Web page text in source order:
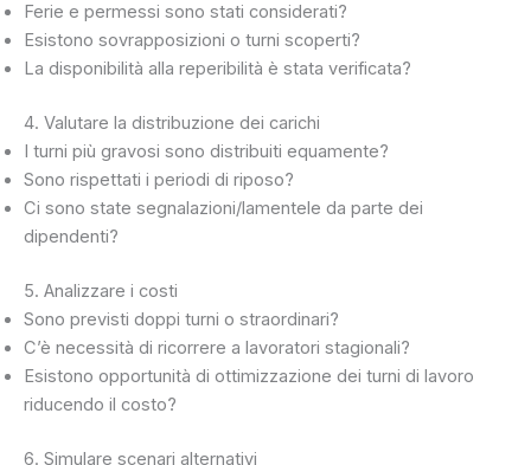
Ferie e permessi sono stati considerati?
Esistono sovrapposizioni o turni scoperti?
La disponibilità alla reperibilità è stata verificata?
4. Valutare la distribuzione dei carichi
I turni più gravosi sono distribuiti equamente?
Sono rispettati i periodi di riposo?
Ci sono state segnalazioni/lamentele da parte dei
dipendenti?
5. Analizzare i costi
Sono previsti doppi turni o straordinari?
C’è necessità di ricorrere a lavoratori stagionali?
Esistono opportunità di ottimizzazione dei turni di lavoro
riducendo il costo?
6. Simulare scenari alternativi